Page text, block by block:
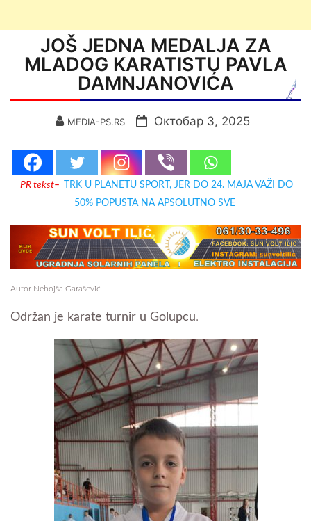
JOŠ JEDNA MEDALJA ZA
MLADOG KARATISTU PAVLA
DAMNJANOVIĆA
MEDIA-PS.RS Октобар 3, 2025
PR tekst–
TRK U PLANETU SPORT, JER DO 24. MAJA VAŽI DO
50% POPUSTA NA APSOLUTNO SVE
Autor Nebojša Garašević
Održan je karate turnir u Golupcu.